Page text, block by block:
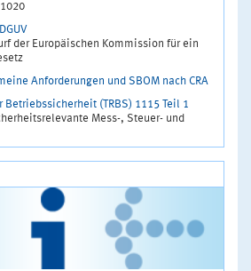
der Europäischen Kommission für ein
Anforderungen und SBOM nach CRA
Betriebssicherheit (TRBS) 1115 Teil 1
Mess-, Steuer- und